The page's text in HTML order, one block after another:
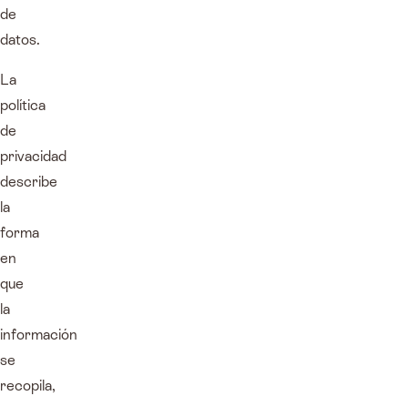
de
datos.
La
política
de
privacidad
describe
la
forma
en
que
la
información
se
recopila,